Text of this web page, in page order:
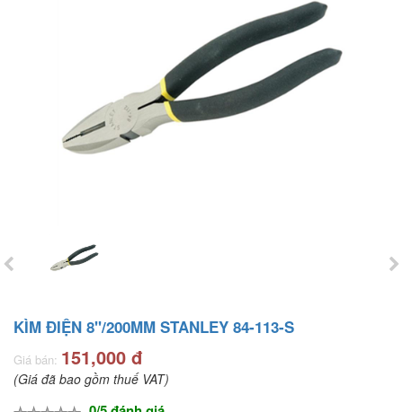
KÌM ĐIỆN 8"/200MM STANLEY 84-113-S
Giá bán: 151,000 đ
(Giá đã bao gồm thuế VAT)